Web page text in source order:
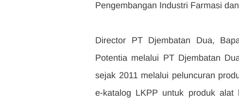
Pengembangan Industri Farmasi
Director PT Djembatan Dua,
Potentia melalui PT Djembatan
sejak 2011 melalui peluncuran
e-katalog LKPP untuk produk alat